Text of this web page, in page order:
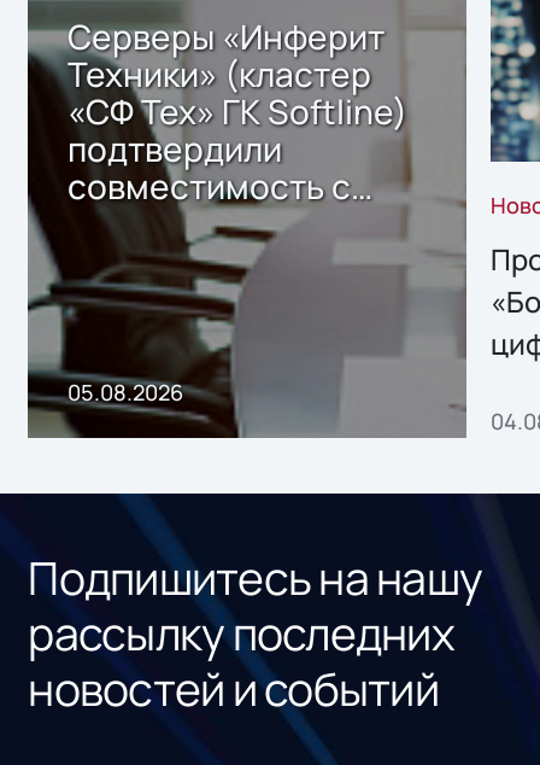
Серверы «Инферит
Техники» (кластер
«СФ Тех» ГК Softline)
подтвердили
совместимость с
решением Sharx
Storage 2.x для
хранения данных
05.08.2026
Подпишитесь на нашу
рассылку последних
новостей и событий